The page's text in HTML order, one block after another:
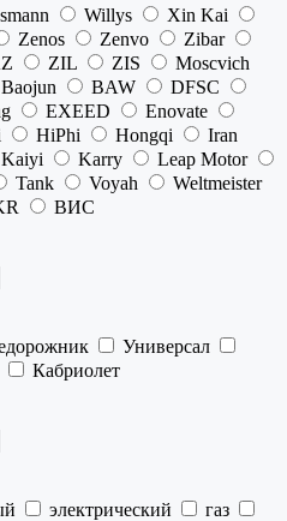
Willys
Xin Kai
Zenos Zenvo
Zibar
ZIL ZIS
Moscvich
Baojun BAW
DFSC
EXEED
Enovate
HiPhi Hongqi
Iran
Kaiyi Karry
Leap Motor
Tank Voyah
Weltmeister
ВИС
Универсал
Кабриолет
электрический
газ